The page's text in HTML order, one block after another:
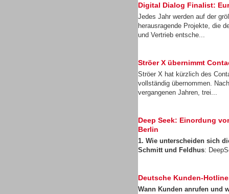
Digital Dialog Finalist:
Jedes Jahr werden auf der
herausragende Projekte, die
und Vertrieb entsche...
Ströer X übernimmt
Ströer X hat kürzlich des
vollständig übernommen.
vergangenen Jahren, trei...
Deep Seek: Einordung
Berlin
1. Wie unterscheiden sich
Schmitt und Feldhus:
Deutsche Kunden-
Wann Kunden anrufen und